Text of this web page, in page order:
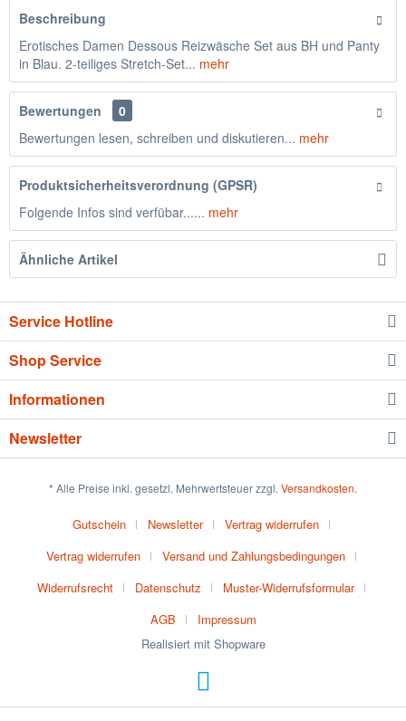
Beschreibung
Erotisches Damen Dessous Reizwäsche Set aus BH und Panty
in Blau. 2-teiliges Stretch-Set... mehr
Bewertungen
0
Bewertungen lesen, schreiben und diskutieren... mehr
Produktsicherheitsverordnung (GPSR)
Folgende Infos sind verfübar...... mehr
Ähnliche Artikel
Service Hotline
Shop Service
Informationen
Newsletter
* Alle Preise inkl. gesetzl. Mehrwertsteuer zzgl. Versandkosten.
Gutschein Newsletter
Vertrag widerrufen
Vertrag widerrufen
Versand und Zahlungsbedingungen
Widerrufsrecht
Datenschutz
Muster-Widerrufsformular
AGB
Impressum
Realisiert mit Shopware